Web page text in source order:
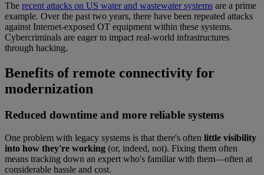
The recent attacks on US water and wastewater systems are a prime
example. Over the past two years, there have been repeated attacks
against Internet-exposed OT equipment within these systems.
Cybercriminals are eager to impact real-world infrastructures
through hacking.
Benefits of remote connectivity for
modernization
Reduced downtime and more reliable systems
One problem with legacy systems is that there's often little visibility
into how they're working (or, indeed, not). Fixing them often
means tracking down an expert who's familiar with them—often at
considerable hassle and cost.